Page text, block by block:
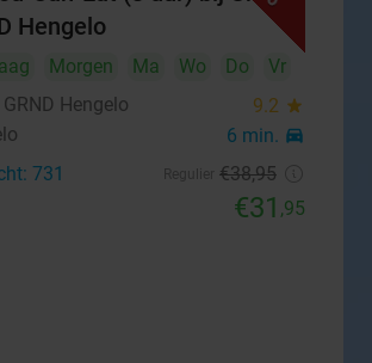
Hengelo
Morgen Ma Wo Do
Vr
GRND Hengelo
9.2 star
6 min. directions_car
731 €38,95
€31 ,95